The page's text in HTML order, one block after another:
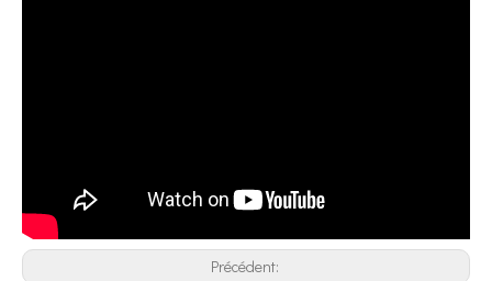
Précédent: